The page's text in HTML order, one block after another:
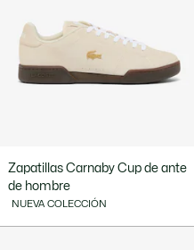
Zapatillas Carnaby Cup de ante
de hombre
NUEVA COLECCIÓN